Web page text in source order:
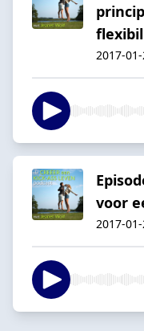
2017-
voor
2017-